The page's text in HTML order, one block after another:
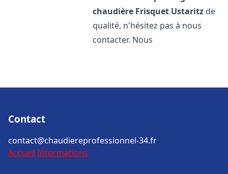
chaudière Frisquet Ustaritz de
qualité, n'hésitez pas à nous
contacter. Nous
Contact
contact@chaudiereprofessionnel-34.fr
Accueil Informations